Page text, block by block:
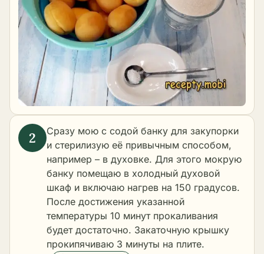
Сразу мою с содой банку для закупорки
и стерилизую её привычным способом,
например – в духовке. Для этого мокрую
банку помещаю в холодный духовой
шкаф и включаю нагрев на 150 градусов.
После достижения указанной
температуры 10 минут прокаливания
будет достаточно. Закаточную крышку
прокипячиваю 3 минуты на плите.